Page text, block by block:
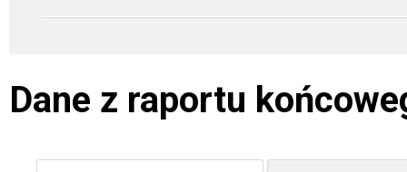
Dane z raportu